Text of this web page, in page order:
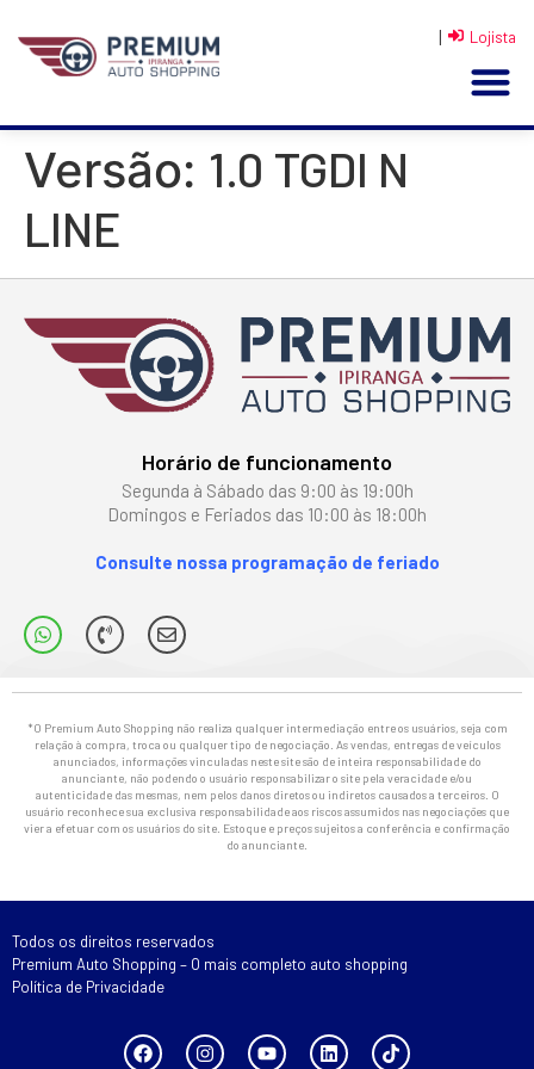
| Lojista
Versão: 1.0 TGDI N
LINE
Horário de funcionamento
Segunda à Sábado das 9:00 às 19:00h
Domingos e Feriados das 10:00 às 18:00h
Consulte nossa programação de feriado
*O Premium Auto Shopping não realiza qualquer intermediação entre os usuários, seja com
relação à compra, troca ou qualquer tipo de negociação. As vendas, entregas de veículos
anunciados, informações vinculadas neste site são de inteira responsabilidade do
anunciante, não podendo o usuário responsabilizar o site pela veracidade e/ou
autenticidade das mesmas, nem pelos danos diretos ou indiretos causados a terceiros. O
usuário reconhece sua exclusiva responsabilidade aos riscos assumidos nas negociações que
vier a efetuar com os usuários do site. Estoque e preços sujeitos a conferência e confirmação
do anunciante.
Todos os direitos reservados
Premium Auto Shopping – O mais completo auto shopping
Política de Privacidade